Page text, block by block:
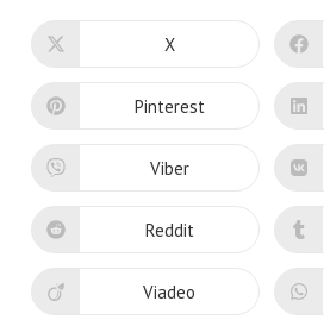
Opens
new
window
X
Opens
new
window
Pinterest
Opens
new
window
Viber
Opens
new
window
Reddit
Opens
Viadeo